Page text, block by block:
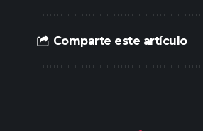
Comparte este artículo